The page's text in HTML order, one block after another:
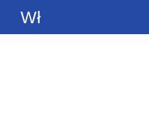
Włącz
powiadomienia